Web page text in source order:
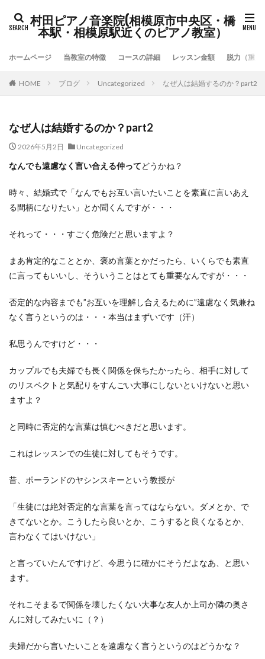
村田ピアノ音楽院(相模原市中央区・橋
本駅・相模原駅近くのピアノ教室）
ホームページ 当教室の特徴 コースの詳細 レッスン金額 脱力（重力
HOME ブログ Uncategorized なぜ人は結婚するのか？part2
なぜ人は結婚するのか？part2
2026年5月2日 Uncategorized
なんでも遠慮なく言い合える仲ってどうかね？
時々、結婚式で「なんでもお互い言いたいことを素直に言いあえ
る間柄になりたい」とか聞くんですが・・・
それって・・・すごく危険だと思いますよ？
まあ肯定的なこととか、褒め言葉とかだったら、いくらでも素直
に言ってもいいし、そういうことはとても重要なんですが・・・
否定的な内容までも”お互いを理解し合えるために”遠慮なく気兼ね
なく言うというのは・・・本当はまずいです（汗）
私思うんですけど・・・
カップルでも夫婦でも長く関係を保ちたかったら、相手に対して
のリスペクトと気配りをすんごい大事にしないといけないと思い
ますよ？
と同時に否定的な言葉は慎むべきだと思います。
これはレッスンでの生徒に対してもそうです。
昔、ポーランドのヤシンスキーという教授が
「生徒には絶対否定的な言葉を言ってはならない。ダメとか、で
きてないとか。こうしたら良いとか、こうすると良くなるとか、
言わなくてはいけない」
と言っていたんですけど、今思うに確かにそうだよなあ、と思い
ます。
それこそまるで関係を壊したくない大事な友人か上司か隣の奥さ
んに対してみたいに（？）
夫婦だから言いたいことを遠慮なく言うというのはどうかな？